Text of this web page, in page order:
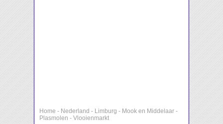
Home - Nederland - Limburg - Mook en Middelaar -
Plasmolen - Vlooienmarkt